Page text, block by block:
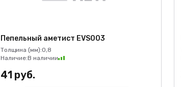
Пепельный аметист EVS003
Толщина (мм):0,8
Наличие:В наличии
41 руб.